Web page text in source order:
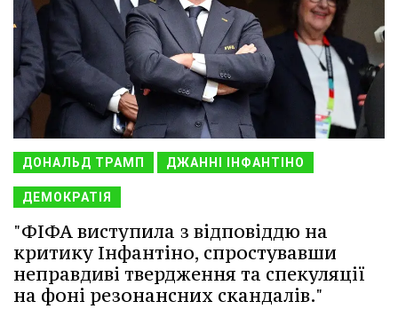
ДОНАЛЬД ТРАМП ДЖАННІ ІНФАНТІНО
ДЕМОКРАТІЯ
"ФІФА виступила з відповіддю на
критику Інфантіно, спростувавши
неправдиві твердження та спекуляції
на фоні резонансних скандалів."